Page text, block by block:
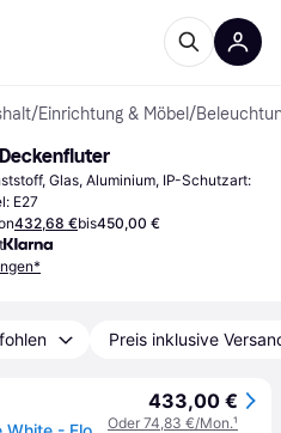
/Einrichtung & Möbel /
Deckenfluter
Glas, Aluminium, IP-Schutzart:
E27
432,68 €bis450,00 €
Preis inklusive
433,00 €
Oder 74,83 €/Mon.¹